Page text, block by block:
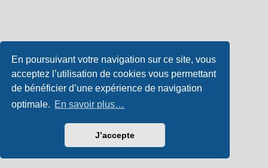
En poursuivant votre navigation sur ce site, vous
acceptez l’utilisation de cookies vous permettant
de bénéficier d’une expérience de navigation
optimale. En savoir plus…
J’accepte